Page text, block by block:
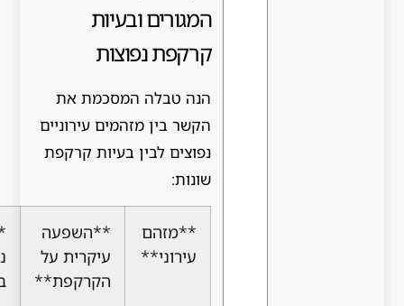
המגורים ובעיות
קרקפת נפוצות
הנה טבלה המסכמת את
הקשר בין מזהמים עירוניים
נפוצים לבין בעיות קרקפת
**השפעה
עיקרית על
**בעיות
נפוצות
בקרקפת**